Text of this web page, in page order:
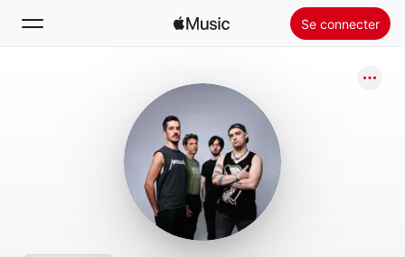
Se connecter
Nouveautés
Installer Apple Music